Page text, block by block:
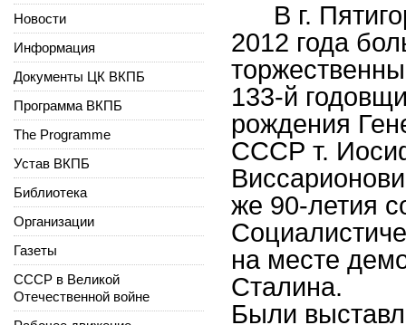
В г.
2012 года
133-й
рождения
СССР т.
же 90-летия
на месте
Сталина.
Были
Новости
Информация
Документы ЦК ВКПБ
Программа ВКПБ
The Programme
Устав ВКПБ
Библиотека
Организации
Газеты
СССР в Великой
Отечественной войне